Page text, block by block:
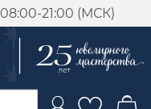
08:00-21:00 (МСК)